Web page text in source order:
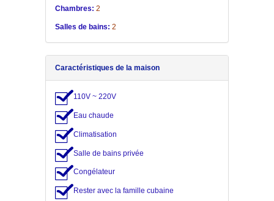
Chambres: 2
Salles de bains: 2
Caractéristiques de la maison
110V ~ 220V
Eau chaude
Climatisation
Salle de bains privée
Congélateur
Rester avec la famille cubaine